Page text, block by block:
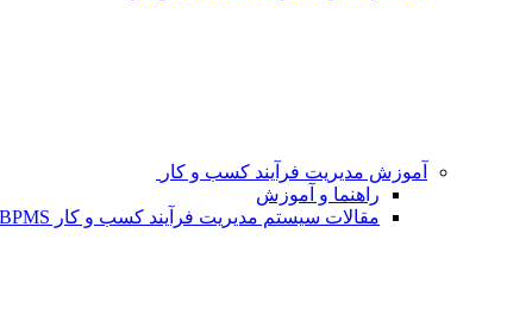
آموزش مدیریت فرآیند کسب و کار
راهنما و آموزش
مقالات سیستم مدیریت فرآیند کسب و کار BPMS - شبکه فردا